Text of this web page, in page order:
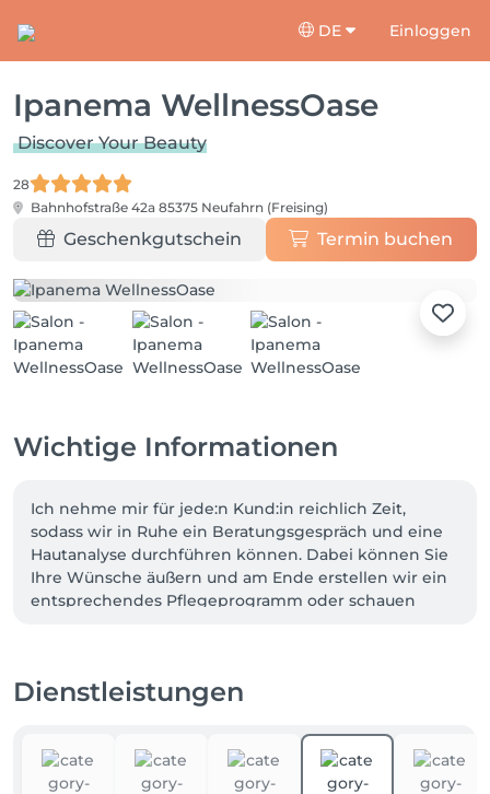
DE Einloggen
Ipanema WellnessOase
Discover Your Beauty
28
Bahnhofstraße 42a 85375 Neufahrn (Freising)
Geschenkgutschein Termin buchen
Wichtige Informationen
Ich nehme mir für jede:n Kund:in reichlich Zeit,
sodass wir in Ruhe ein Beratungsgespräch und eine
Hautanalyse durchführen können. Dabei können Sie
Ihre Wünsche äußern und am Ende erstellen wir ein
entsprechendes Pflegeprogramm oder schauen
angegeben und nicht die Zeit, denn es kann
Dienstleistungen